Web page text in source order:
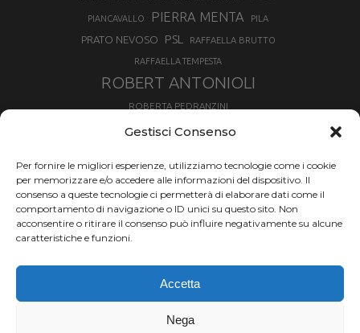
Gestisci Consenso
Per fornire le migliori esperienze, utilizziamo tecnologie come i cookie
per memorizzare e/o accedere alle informazioni del dispositivo. Il
consenso a queste tecnologie ci permetterà di elaborare dati come il
comportamento di navigazione o ID unici su questo sito. Non
acconsentire o ritirare il consenso può influire negativamente su alcune
caratteristiche e funzioni.
Accetta
Nega
PIANCAVALLO PIERRA MENTA PILA
PRATO NEVOSO PSL RAFFAELLA BRUTTO
RAFFAELLA TEMPESTA
ROBERT ANTONIOLI
ROBERTA PEDRANZINI
ROLAND FISCHNALLER
SIMONE DEROMEDIS SKIALPDEIPARCHI SKICROSS
SLOPESTYLE SNOWBOARD
SNOWBOARDCROSS SPRINT
THERESE JOHAUG
TRANSCAVALLO TROFEO MEZZALAMA
VAL DI FIEMME